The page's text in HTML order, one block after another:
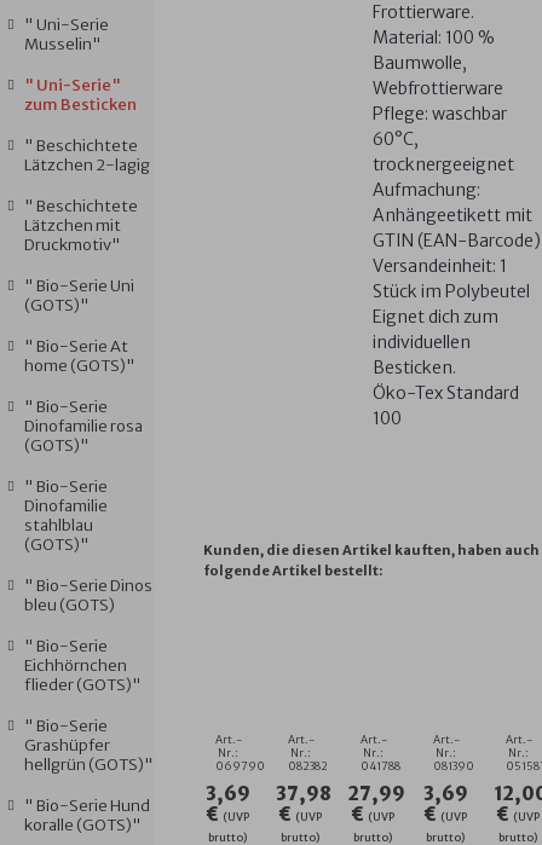
" Uni-Serie
Musselin"
" Uni-Serie"
zum Besticken
" Beschichtete
Lätzchen 2-lagig
" Beschichtete
Lätzchen mit
Druckmotiv"
" Bio-Serie Uni
(GOTS)"
" Bio-Serie At
home (GOTS)"
" Bio-Serie
Dinofamilie rosa
(GOTS)"
" Bio-Serie
Dinofamilie
stahlblau
(GOTS)"
" Bio-Serie Dinos
bleu (GOTS)
" Bio-Serie
Eichhörnchen
flieder (GOTS)"
" Bio-Serie
Grashüpfer
hellgrün (GOTS)"
" Bio-Serie Hund
koralle (GOTS)"
Frottierware.
Material: 100 %
Baumwolle,
Webfrottierware
Pflege: waschbar
60°C,
trocknergeeignet
Aufmachung:
Anhängeetikett mit
GTIN (EAN-Barcode)
Versandeinheit: 1
Stück im Polybeutel
Eignet dich zum
individuellen
Besticken.
Öko-Tex Standard
100
Kunden, die diesen Artikel kauften, haben auch
folgende Artikel bestellt:
5/21
Art.-
Nr.:
069790
3,69
€ (UVP
brutto)
BADETUCH
140X140
CM
Art.-
Nr.:
082382
37,98
€ (UVP
brutto)
BT.
GRÖSSE 1
00/100
Art.-
Nr.:
041788
27,99
€ (UVP
brutto)
5X21 C
M
Art.-
Nr.:
081390
3,69
€ (UVP
brutto)
M
Art.-
Nr.:
€ (UVP
brutto)